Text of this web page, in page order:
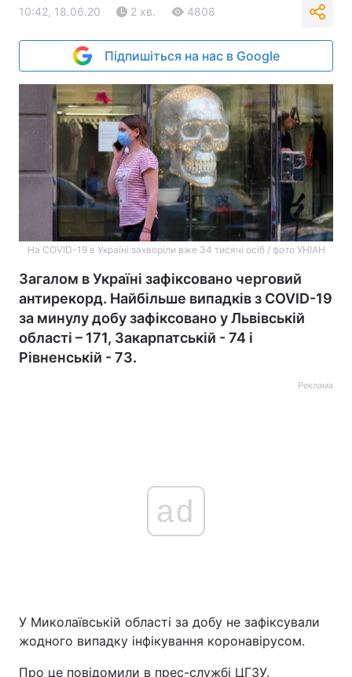
10:42, 18.06.20 2 хв. 4808
Підпишіться на нас в Google
На COVID-19 в Україні захворіли вже 34 тисячі осіб / фото УНІАН
Загалом в Україні зафіксовано черговий
антирекорд. Найбільше випадків з COVID-19
за минулу добу зафіксовано у Львівській
області – 171, Закарпатській - 74 і
Рівненській - 73.
Реклама
ad
У Миколаївській області за добу не зафіксували
жодного випадку інфікування коронавірусом.
Про це повідомили в прес-службі ЦГЗУ.